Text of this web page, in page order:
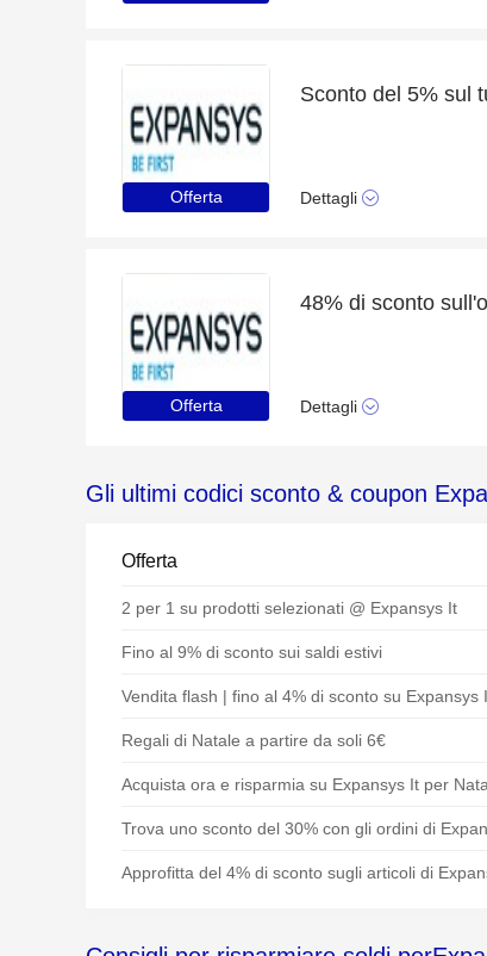
Offerta
Sconto del 5% sul
Dettagli
Offerta
48% di sconto
Dettagli
Gli ultimi codici sconto & coupon
Offerta
2 per 1 su prodotti selezionati @ Expansys It
Fino al 9% di sconto sui saldi estivi
Vendita flash | fino al 4% di sconto su Expansys
Regali di Natale a partire da soli 6€
Acquista ora e risparmia su Expansys It per
Trova uno sconto del 30% con gli ordini di
Approfitta del 4% di sconto sugli articoli di